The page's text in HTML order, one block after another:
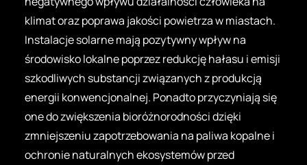
klimat oraz poprawa jakości powietrza w miastach.
Instalacje solarne mają pozytywny wpływ na
środowisko lokalne poprzez redukcję hałasu i emisji
szkodliwych substancji związanych z produkcją
energii konwencjonalnej. Ponadto przyczyniają się
one do zwiększenia bioróżnorodności dzięki
zmniejszeniu zapotrzebowania na paliwa kopalne i
ochronie naturalnych ekosystemów przed